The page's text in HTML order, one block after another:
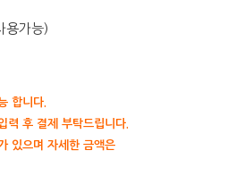
용가능)
합니다.
력 후 결제 부탁드립니다.
있으며 자세한 금액은